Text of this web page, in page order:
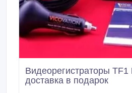
Видеорегистраторы
доставка в подарок